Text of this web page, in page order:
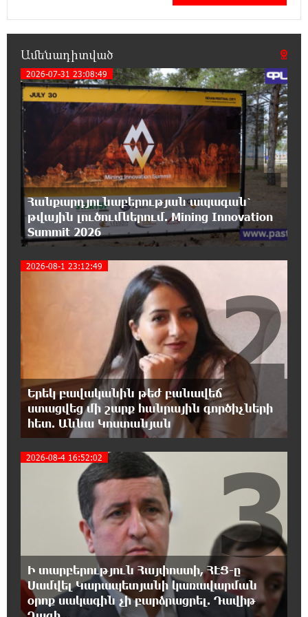
Դանակահարություն՝ Մասիսի
գազալցակայաններից մեկի մոտ.
կասկածյալը ձերբակալվել է
17:58:24 7-08-2026
Դատական նիստից հետո Մայր Տաճարում
Վեհափառ Հայրապետը աղոթք է հնչեցնում
ժողովրդի հետ
17:31:07 7-08-2026
Վեհափառի հանդեպ տիտանական
ապօրինություն կա, անասելի ցավ եմ զգում.
17:30:48 7-08-2026
Արժանապատիվ դատավորը ինքնաբացարկ
հայտնեց և հրաժարվեց քննել գործն ու
դատել կաթողիկոսին. Մարիաննա Ղահրամանյան
17:07:39 7-08-2026
Նարեկ Կարապետյանը` Կաթողիկոսին
հեռացնել փորձելու մասին
16:57:42 7-08-2026
«ՀայաՔվեն» կանգնած է Հայ առաքելական
եկեղեցու պաշտպանության առաջնագծում.
16:50:26 7-08-2026
Վարչապետ լինել, չի նշանակում ինչ ուզել
անել
16:42:49 7-08-2026
«ՀայաՔվեն» կանգնած է Հայ առաքելական
եկեղեցու պաշտպանության առաջնագծում.
Ամենադիտված
2026-07-31 23:08:49
Հանքարդյունաբերության ապագան՝
թվային լուծումներում. Mining Innovation
Summit 2026
1
2026-08-1 23:12:49
Երեկ բավականին թեժ բանավեճ
ստացվեց մի շարք հանրային գործիչների
հետ. Աննա Կոստանյան
2
2026-08-4 16:52:02
Ի տարբերություն Հայփոստի, ՀԷՑ-ը
Սամվել Կարապետյանի կառավարման
օրոք սակագին չի բարձրացրել. Դավիթ
3